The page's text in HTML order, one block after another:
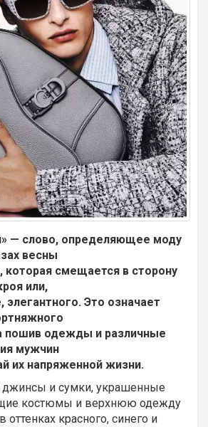
— слово, определяющее моду
весны
которая смещается в сторону
или,
элегантного. Это означает
пошив одежды и различные
мужчин
их напряженной жизни.
джинсы и сумки, украшенные
костюмы и верхнюю одежду
оттенках красного, синего и